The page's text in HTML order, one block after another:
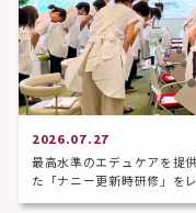
2026.07.27
最高水準のエデュケアを提
た「ナニー更新時研修」を